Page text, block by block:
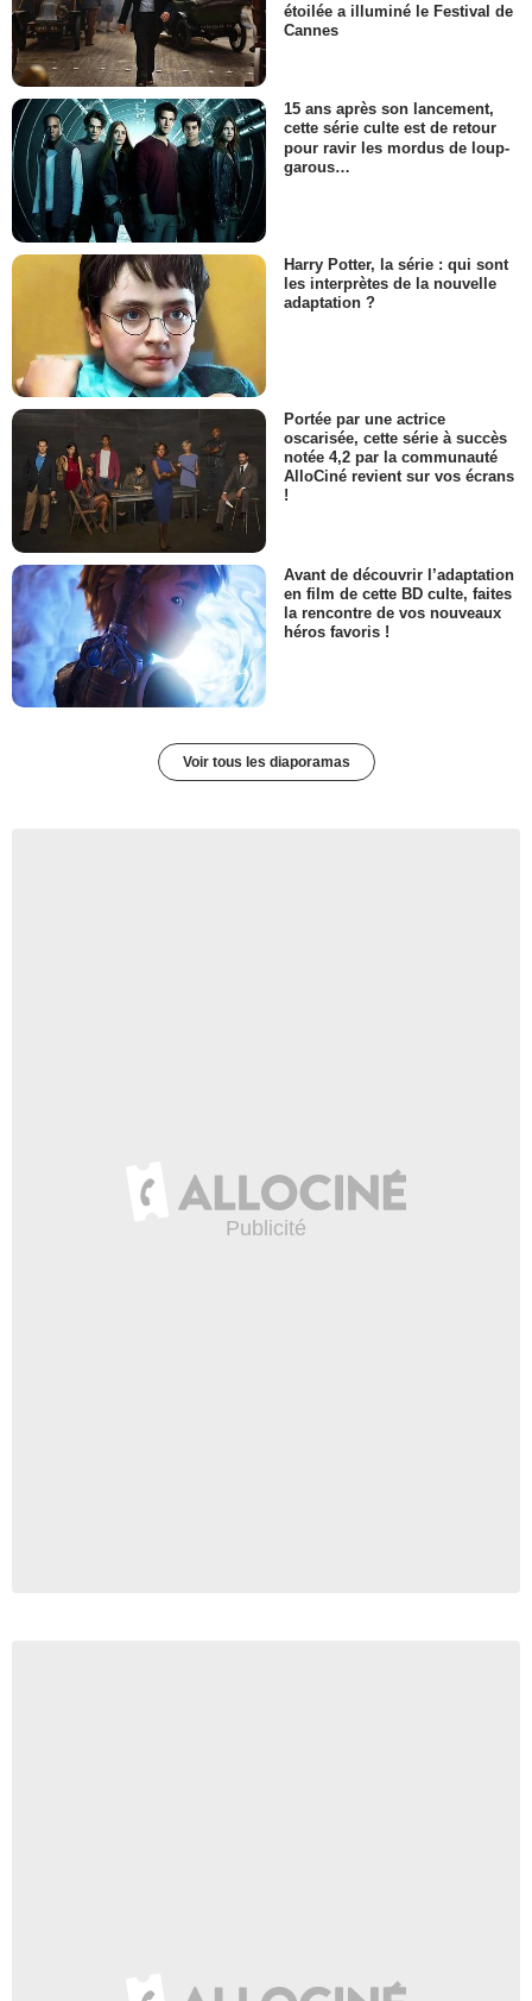
étoilée a illuminé le Festival de
Cannes
15 ans après son lancement,
cette série culte est de retour
pour ravir les mordus de loup-
garous…
Harry Potter, la série : qui sont
les interprètes de la nouvelle
adaptation ?
Portée par une actrice
oscarisée, cette série à succès
notée 4,2 par la communauté
AlloCiné revient sur vos écrans
!
Avant de découvrir l’adaptation
en film de cette BD culte, faites
la rencontre de vos nouveaux
héros favoris !
Voir tous les diaporamas